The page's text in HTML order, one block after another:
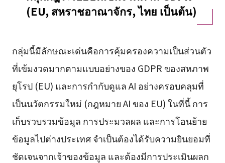
(EU, สหราชอาณาจักร, ไทย เป็นต้น)
กลุ่มนี้มีลักษณะเด่นคือการคุ้มครองความเป็นส่วนตัว
ที่เข้มงวดมากตามแบบอย่างของ GDPR ของสหภาพ
ยุโรป (EU) และการกำกับดูแล AI อย่างครอบคลุมที่
เป็นนวัตกรรมใหม่ (กฎหมาย AI ของ EU) ในที่นี้ การ
เก็บรวบรวมข้อมูล การประมวลผล และการโอนย้าย
ข้อมูลไปต่างประเทศ จำเป็นต้องได้รับความยินยอมที่
ชัดเจนจากเจ้าของข้อมูล และต้องมีการประเมินผลก